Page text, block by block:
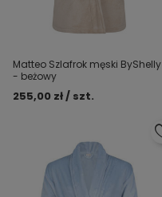
Matteo Szlafrok męski ByShelly
- beżowy
255,00 zł / szt.